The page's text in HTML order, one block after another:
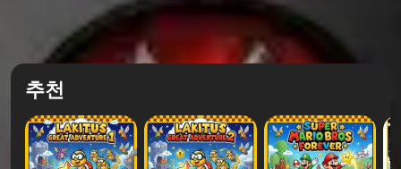
추천
플레이 방법
플레이어는 캡슐을 회전하고 배치하여 색상을 맞추고 화면이
가득 차기 전에 바이러스를 파괴합니다. 빠른 생각과 신중한
계획이 생존의 열쇠입니다.
지로2인용 마리오로 플레이하며 서로 경쟁할 수 있는 게임
입니다.